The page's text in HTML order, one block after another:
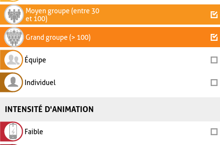
Moyen groupe (entre 30
et 100)
Grand groupe (> 100)
Équipe
Individuel
INTENSITÉ D'ANIMATION
Faible